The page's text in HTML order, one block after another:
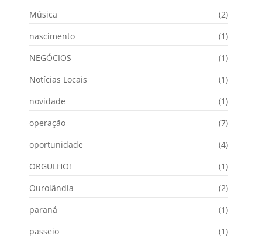
Música
(2)
nascimento
(1)
NEGÓCIOS
(1)
Notícias Locais
(1)
novidade
(1)
operação
(7)
oportunidade
(4)
ORGULHO!
(1)
Ourolândia
(2)
paraná
(1)
passeio
(1)